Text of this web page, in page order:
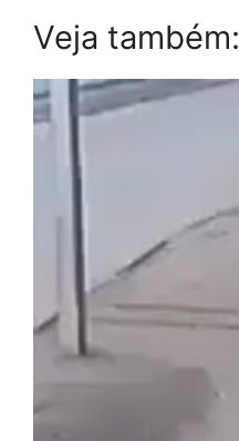
Veja também: